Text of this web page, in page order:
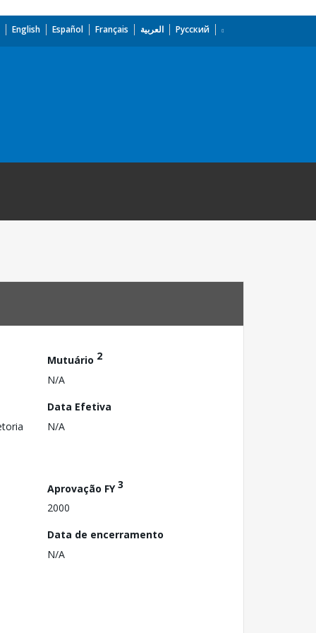
English Español Français العربية Русский
Mutuário 2
N/A
Data Efetiva
N/A
Aprovação FY3
2000
Data de encerramento
N/A